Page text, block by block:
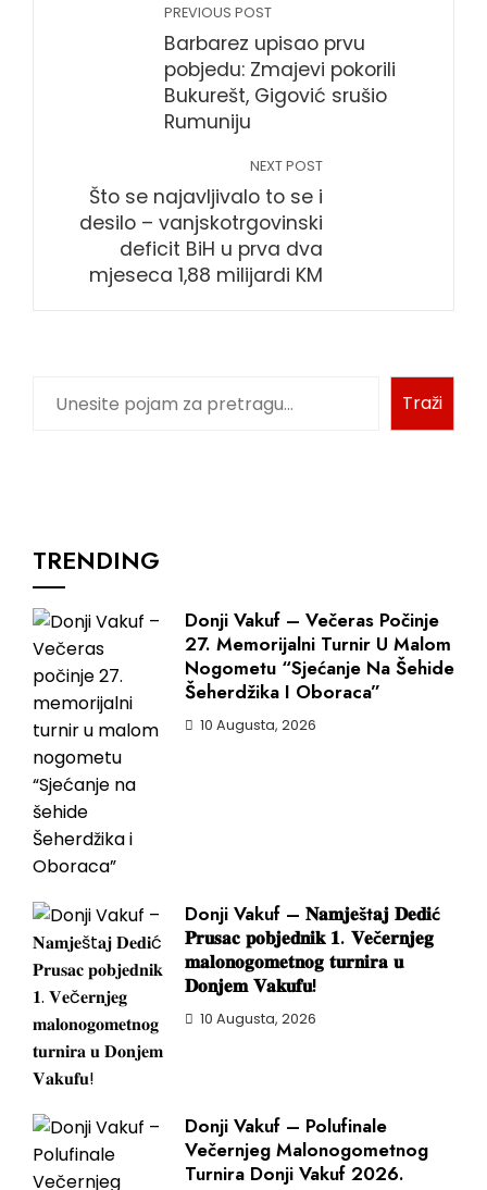
PREVIOUS POST
Barbarez upisao prvu
pobjedu: Zmajevi pokorili
Bukurešt, Gigović srušio
Rumuniju
NEXT POST
Što se najavljivalo to se i
desilo – vanjskotrgovinski
deficit BiH u prva dva
mjeseca 1,88 milijardi KM
Traži
TRENDING
Donji Vakuf – Večeras Počinje
27. Memorijalni Turnir U Malom
Nogometu “Sjećanje Na Šehide
Šeherdžika I Oboraca”
10 Augusta, 2026
Donji Vakuf – 𝐍𝐚𝐦𝐣𝐞št𝐚𝐣 𝐃𝐞𝐝𝐢ć
𝐏𝐫𝐮𝐬𝐚𝐜 𝐩𝐨𝐛𝐣𝐞𝐝𝐧𝐢𝐤 𝟏. 𝐕𝐞č𝐞𝐫𝐧𝐣𝐞𝐠
𝐦𝐚𝐥𝐨𝐧𝐨𝐠𝐨𝐦𝐞𝐭𝐧𝐨𝐠 𝐭𝐮𝐫𝐧𝐢𝐫𝐚 𝐮
𝐃𝐨𝐧𝐣𝐞𝐦 𝐕𝐚𝐤𝐮𝐟𝐮!
10 Augusta, 2026
Donji Vakuf – Polufinale
Večernjeg Malonogometnog
Turnira Donji Vakuf 2026.